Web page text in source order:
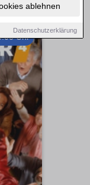
ablehnen
Datenschutzerklärung
Uhr